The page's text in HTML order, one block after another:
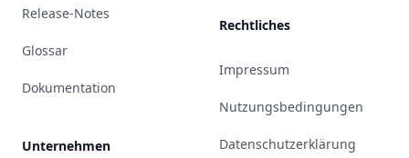
Release-Notes
Glossar
Dokumentation
Unternehmen
Rechtliches
Impressum
Nutzungsbedingungen
Datenschutzerklärung